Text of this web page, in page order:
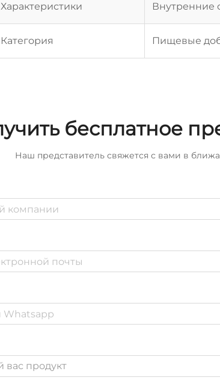
Характеристики Внутренние
Категория Пищевые
бесплатное
Наш представитель свяжется с вами в
вас продукт